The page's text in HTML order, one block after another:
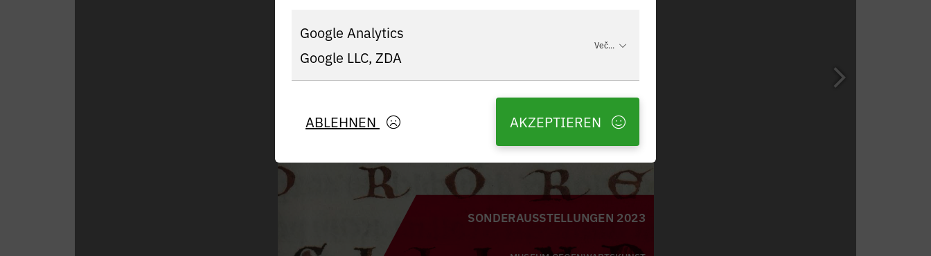
Google Analytics
Google LLC, ZDA
Več...
ABLEHNEN AKZEPTIEREN